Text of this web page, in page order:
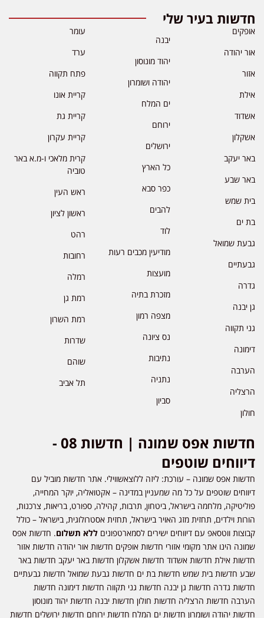
חדשות בעיר שלי
אופקים
אור יהודה
אזור
אילת
אשדוד
אשקלון
באר יעקב
באר שבע
בית שמש
בת ים
גבעת שמואל
גבעתיים
גדרה
גן יבנה
גני תקווה
דימונה
הערבה
הרצליה
חולון
יבנה
יהוד מונוסון
יהודה ושומרון
ים המלח
ירוחם
ירושלים
כל הארץ
כפר סבא
להבים
לוד
מודיעין מכבים רעות
מועצות
מזכרת בתיה
מצפה רמון
נס ציונה
נתיבות
נתניה
סביון
עומר
ערד
פתח תקווה
קריית אונו
קריית גת
קריית עקרון
קרית מלאכי ו-מ.א באר
טוביה
ראש העין
ראשון לציון
רהט
רחובות
רמלה
רמת גן
רמת השרון
שדרות
שוהם
תל אביב
חדשות אפס שמונה | חדשות 08 -
דיווחים שוטפים
חדשות אפס שמונה – עורכת: ליזה ללוצאשווילי. אתר חדשות מוביל עם
דיווחים שוטפים על כל מה שמעניין במדינה – אקטואליה, יוקר המחייה,
פוליטיקה, מלחמה בישראל, ביטחון, תרבות, קהילה, ספורט, בריאות, צרכנות,
הורות וילדים, תחזית מזג האויר בישראל, תחזית אסטרולוגית, בישראל – כולל
קבוצות ווטסאפ עם דיווחים ישירים לסמארטפונים ללא תשלום. חדשות אפס
שמונה הינו אתר מקומי אזורי חדשות אופקים חדשות אור יהודה חדשות אזור
חדשות אילת חדשות אשדוד חדשות אשקלון חדשות באר יעקב חדשות באר
שבע חדשות בית שמש חדשות בת ים חדשות גבעת שמואל חדשות גבעתיים
חדשות גדרה חדשות גן יבנה חדשות גני תקווה חדשות דימונה חדשות
הערבה חדשות הרצליה חדשות חולון חדשות יבנה חדשות יהוד מונוסון
חדשות יהודה ושומרון חדשות ים המלח חדשות ירוחם חדשות ירושלים חדשות